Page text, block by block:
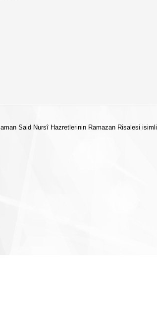
Said Nursî Hazretlerinin Ramazan Risalesi isimli